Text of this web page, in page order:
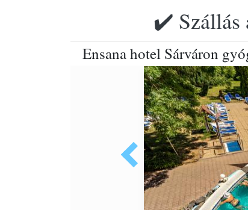
✔️ Szállás
Ensana hotel Sárváron